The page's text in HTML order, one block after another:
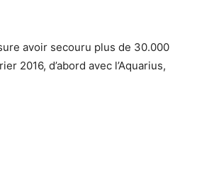
avoir secouru plus de 30.000
2016, d’abord avec l’Aquarius,